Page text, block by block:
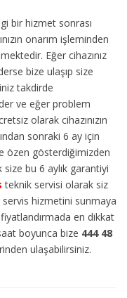
bir hizmet sonrası
onarım işleminden
Eğer cihazınız
bize ulaşıp size
takdirde
ve eğer problem
olarak cihazınızın
sonraki 6 ay için
özen gösterdiğimizden
bu 6 aylık garantiyi
teknik servisi olarak siz
hizmetini sunmaya
en dikkat
boyunca bize 444 48
ulaşabilirsiniz.